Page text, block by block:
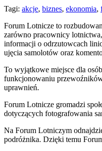
Tagi: akcje, biznes, ekonomia,
Forum Lotnicze to
zarówno pracownicy
informacji o odrzutowcach
ujęcia samolotów oraz
To wyjątkowe miejsce dla
funkcjonowaniu
uprawnień.
Forum Lotnicze gromadzi
dotyczących fotografowania
Na Forum Lotniczym
podróżnika. Dzięki temu